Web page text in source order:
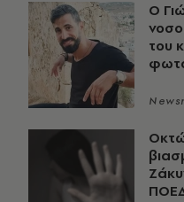
O
του
Οκτώ